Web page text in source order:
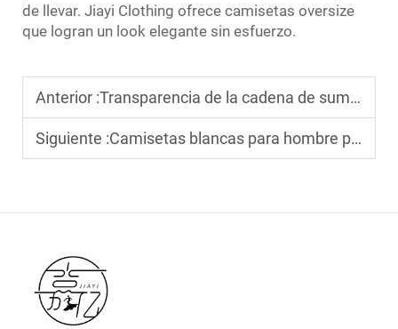
de llevar. Jiayi Clothing ofrece camisetas oversize
que logran un look elegante sin esfuerzo.
Anterior :Transparencia de la cadena de suministro de camisetas de algodón: lo que exigen sus clientes B2B
Siguiente :Camisetas blancas para hombre por mayor: Guía sobre los estándares de tallas para mercados globales